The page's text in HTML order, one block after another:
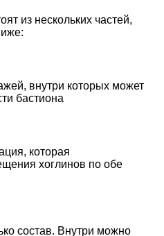
из нескольких частей,
внутри которых может
бастиона
которая
хоглинов по обе
состав. Внутри можно